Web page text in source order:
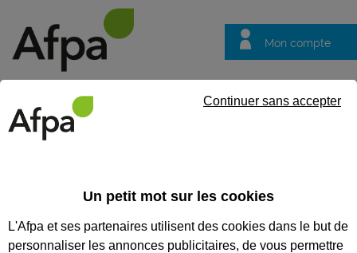
Mon compte
questions
MAÇON - CONTRAT EN
ALTERNANCE
Un petit mot sur les cookies
L'Afpa et ses partenaires utilisent des cookies dans le but de
personnaliser les annonces publicitaires, de vous permettre
Continuer sans accepter